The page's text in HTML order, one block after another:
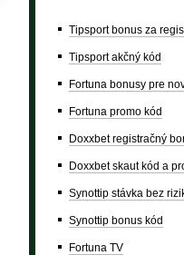
Tipsport bonus za
Tipsport akčný kód
Fortuna bonusy pre
Fortuna promo kód
Doxxbet registračný
Doxxbet skaut kód a
Synottip stávka bez
Synottip bonus kód
Fortuna TV